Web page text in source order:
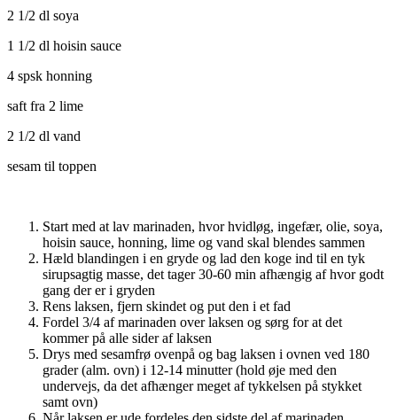
2 1/2 dl soya
1 1/2 dl hoisin sauce
4 spsk honning
saft fra 2 lime
2 1/2 dl vand
sesam til toppen
Start med at lav marinaden, hvor hvidløg, ingefær, olie, soya,
hoisin sauce, honning, lime og vand skal blendes sammen
Hæld blandingen i en gryde og lad den koge ind til en tyk
sirupsagtig masse, det tager 30-60 min afhængig af hvor godt
gang der er i gryden
Rens laksen, fjern skindet og put den i et fad
Fordel 3/4 af marinaden over laksen og sørg for at det
kommer på alle sider af laksen
Drys med sesamfrø ovenpå og bag laksen i ovnen ved 180
grader (alm. ovn) i 12-14 minutter (hold øje med den
undervejs, da det afhænger meget af tykkelsen på stykket
samt ovn)